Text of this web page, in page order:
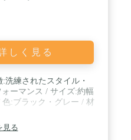
しく見る
洗練されたスタイル・
ーマンス / サイズ:約幅
色:ブラック・グレー / 材
見る